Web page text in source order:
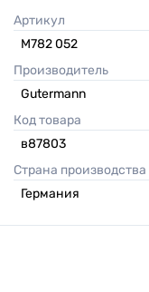
Артикул
M782 052
Производитель
Gutermann
Код товара
в87803
Страна производства
Германия